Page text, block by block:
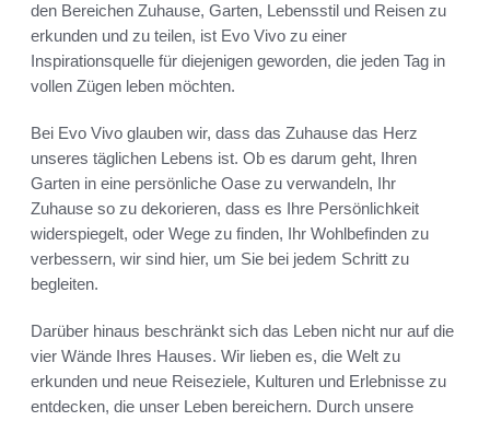
den Bereichen Zuhause, Garten, Lebensstil und Reisen zu
erkunden und zu teilen, ist Evo Vivo zu einer
Inspirationsquelle für diejenigen geworden, die jeden Tag in
vollen Zügen leben möchten.
Bei Evo Vivo glauben wir, dass das Zuhause das Herz
unseres täglichen Lebens ist. Ob es darum geht, Ihren
Garten in eine persönliche Oase zu verwandeln, Ihr
Zuhause so zu dekorieren, dass es Ihre Persönlichkeit
widerspiegelt, oder Wege zu finden, Ihr Wohlbefinden zu
verbessern, wir sind hier, um Sie bei jedem Schritt zu
begleiten.
Darüber hinaus beschränkt sich das Leben nicht nur auf die
vier Wände Ihres Hauses. Wir lieben es, die Welt zu
erkunden und neue Reiseziele, Kulturen und Erlebnisse zu
entdecken, die unser Leben bereichern. Durch unsere